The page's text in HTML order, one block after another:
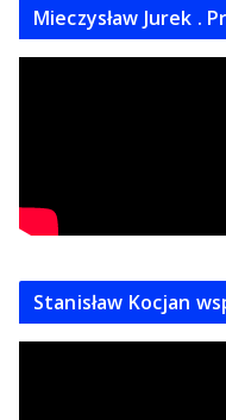
Mieczysław Jurek .
Stanisław Kocjan